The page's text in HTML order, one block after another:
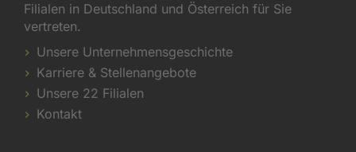
Filialen in Deutschland und Österreich für Sie
vertreten.
Unsere Unternehmensgeschichte
Karriere & Stellenangebote
Unsere 22 Filialen
Kontakt